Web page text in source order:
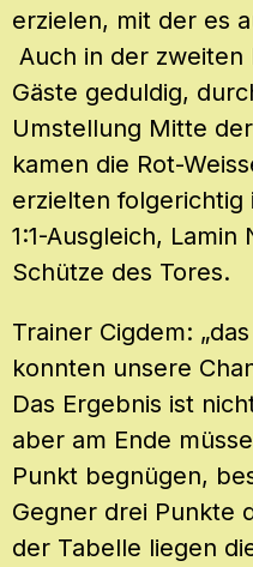
erzielen, mit der es
Auch in der
Gäste geduldig,
Umstellung Mitte
kamen die Rot-
erzielten folgerichtig
1:1-Ausgleich,
Schütze des Tores.
Trainer Cigdem:
konnten unsere
Das Ergebnis ist
aber am Ende
Punkt begnügen,
Gegner drei Punkte
der Tabelle liegen